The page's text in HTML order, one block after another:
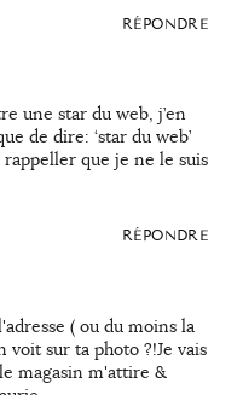
RÉPONDRE
une star du web, j’en
de dire: ‘star du web’
que je ne le suis
RÉPONDRE
( ou du moins la
voit sur ta photo ?!Je vais
magasin m'attire &